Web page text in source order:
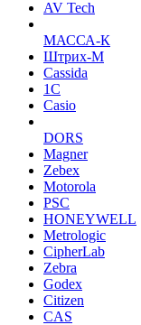
AV Tech
МАССА-К
Штрих-М
Cassida
1С
Casio
DORS
Magner
Zebex
Motorola
PSC
HONEYWELL
Metrologic
CipherLab
Zebra
Godex
Citizen
CAS